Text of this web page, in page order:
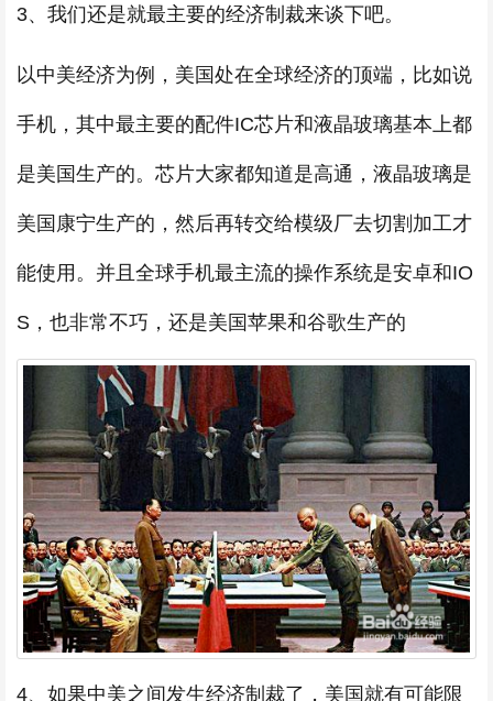
3、我们还是就最主要的经济制裁来谈下吧。
以中美经济为例，美国处在全球经济的顶端，比如说
手机，其中最主要的配件IC芯片和液晶玻璃基本上都
是美国生产的。芯片大家都知道是高通，液晶玻璃是
美国康宁生产的，然后再转交给模级厂去切割加工才
能使用。并且全球手机最主流的操作系统是安卓和IO
S，也非常不巧，还是美国苹果和谷歌生产的
4、如果中美之间发生经济制裁了，美国就有可能限